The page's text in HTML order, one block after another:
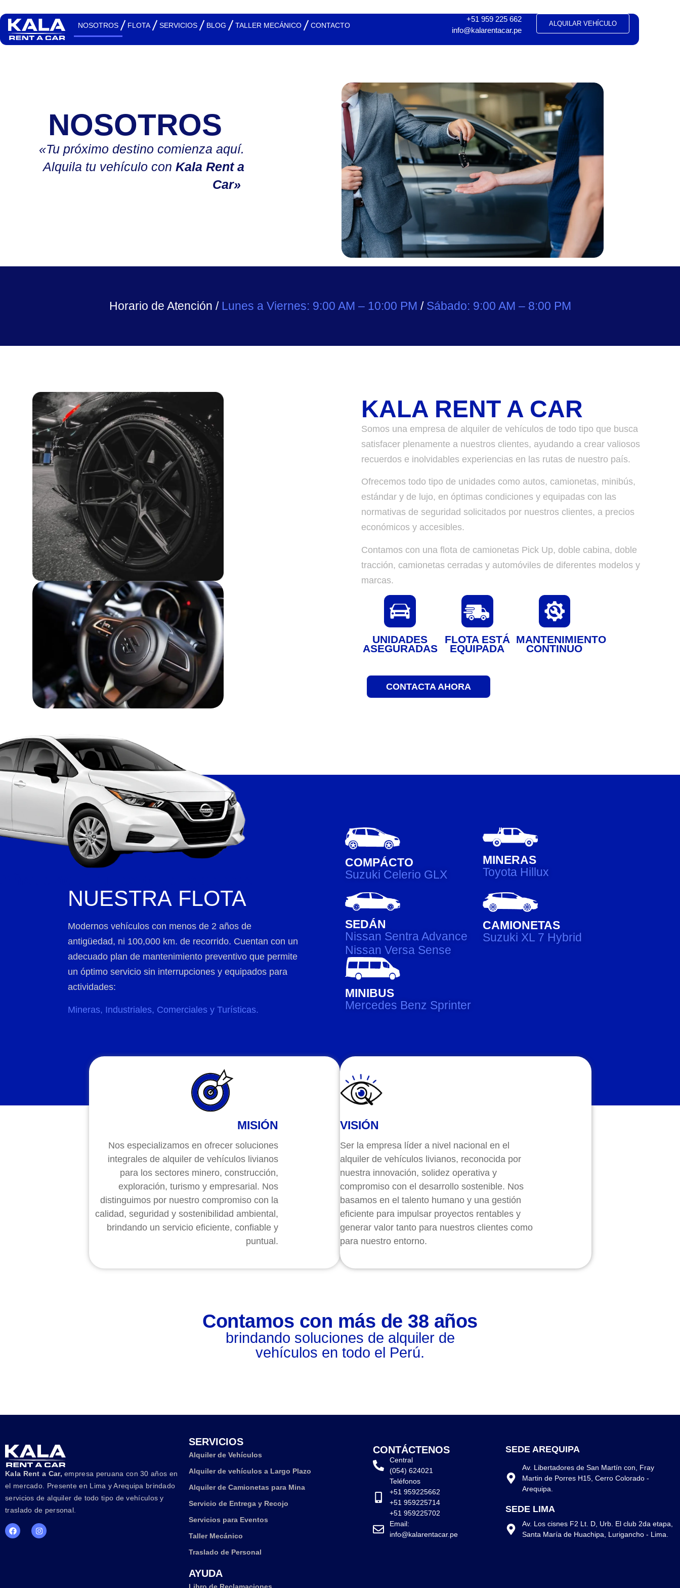
NOSOTROS FLOTA SERVICIOS BLOG TALLER MECÁNICO CONTACTO
+51 959 225 662
info@kalarentacar.pe
ALQUILAR VEHÍCULO
NOSOTROS
«Tu próximo destino comienza aquí.
Alquila tu vehículo con Kala Rent a
Car»
Horario de Atención / Lunes a Viernes: 9:00 AM – 10:00 PM / Sábado: 9:00 AM – 8:00 PM
KALA RENT A CAR
Somos una empresa de alquiler de vehículos de todo tipo que busca
satisfacer plenamente a nuestros clientes, ayudando a crear valiosos
recuerdos e inolvidables experiencias en las rutas de nuestro país.
Ofrecemos todo tipo de unidades como autos, camionetas, minibús,
estándar y de lujo, en óptimas condiciones y equipadas con las
normativas de seguridad solicitados por nuestros clientes, a precios
económicos y accesibles.
Contamos con una flota de camionetas Pick Up, doble cabina, doble
tracción, camionetas cerradas y automóviles de diferentes modelos y
marcas.
UNIDADES
ASEGURADAS
FLOTA ESTÁ
EQUIPADA
MANTENIMIENTO
CONTINUO
CONTACTA AHORA
NUESTRA FLOTA
Modernos vehículos con menos de 2 años de
antigüedad, ni 100,000 km. de recorrido. Cuentan con un
adecuado plan de mantenimiento preventivo que permite
un óptimo servicio sin interrupciones y equipados para
actividades:
Mineras, Industriales, Comerciales y Turísticas.
COMPÁCTO
Suzuki Celerio GLX
MINERAS
Toyota Hillux
SEDÁN
Nissan Sentra Advance
Nissan Versa Sense
CAMIONETAS
Suzuki XL 7 Hybrid
MINIBUS
Mercedes Benz Sprinter
MISIÓN
Nos especializamos en ofrecer soluciones
integrales de alquiler de vehículos livianos
para los sectores minero, construcción,
exploración, turismo y empresarial. Nos
distinguimos por nuestro compromiso con la
calidad, seguridad y sostenibilidad ambiental,
brindando un servicio eficiente, confiable y
puntual.
VISIÓN
Ser la empresa líder a nivel nacional en el
alquiler de vehículos livianos, reconocida por
nuestra innovación, solidez operativa y
compromiso con el desarrollo sostenible. Nos
basamos en el talento humano y una gestión
eficiente para impulsar proyectos rentables y
generar valor tanto para nuestros clientes como
para nuestro entorno.
Contamos con más de 38 años
brindando soluciones de alquiler de
vehículos en todo el Perú.
Kala Rent a Car, empresa peruana con 30 años en
el mercado. Presente en Lima y Arequipa brindado
servicios de alquiler de todo tipo de vehículos y
traslado de personal.
SERVICIOS
Alquiler de Vehículos
Alquiler de vehículos a Largo Plazo
Alquiler de Camionetas para Mina
Servicio de Entrega y Recojo
Servicios para Eventos
Taller Mecánico
Traslado de Personal
AYUDA
Libro de Reclamaciones
CONTÁCTENOS
Central
(054) 624021
Teléfonos
+51 959225662
+51 959225714
+51 959225702
Email:
info@kalarentacar.pe
SEDE AREQUIPA
Av. Libertadores de San Martín con, Fray
Martin de Porres H15, Cerro Colorado -
Arequipa.
SEDE LIMA
Av. Los cisnes F2 Lt. D, Urb. El club 2da etapa,
Santa María de Huachipa, Lurigancho - Lima.